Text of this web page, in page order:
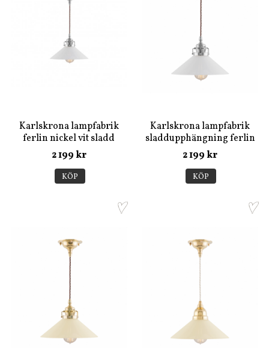
Karlskrona lampfabrik
ferlin nickel vit sladd
2 199 kr
KÖP
Karlskrona lampfabrik
sladdupphängning ferlin
nickel
2 199 kr
KÖP